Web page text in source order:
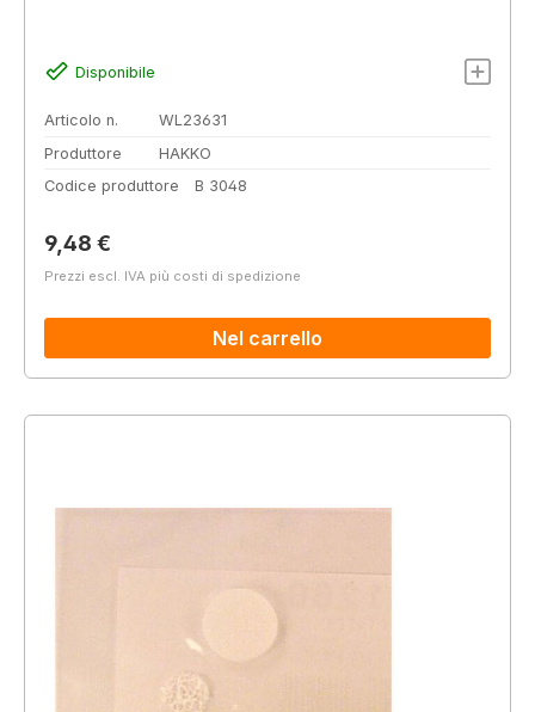
Disponibile
Articolo n.
WL23631
Produttore
HAKKO
Codice produttore
B 3048
Prezzo normale:
9,48 €
Prezzi escl. IVA più costi di spedizione
Nel carrello